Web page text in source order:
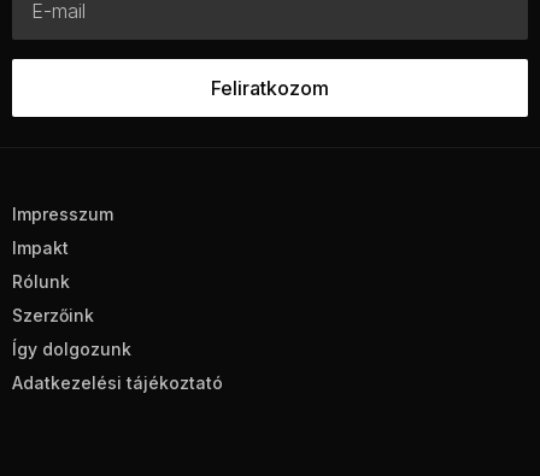
Impresszum
Impakt
Rólunk
Szerzőink
Így dolgozunk
Adatkezelési tájékoztató